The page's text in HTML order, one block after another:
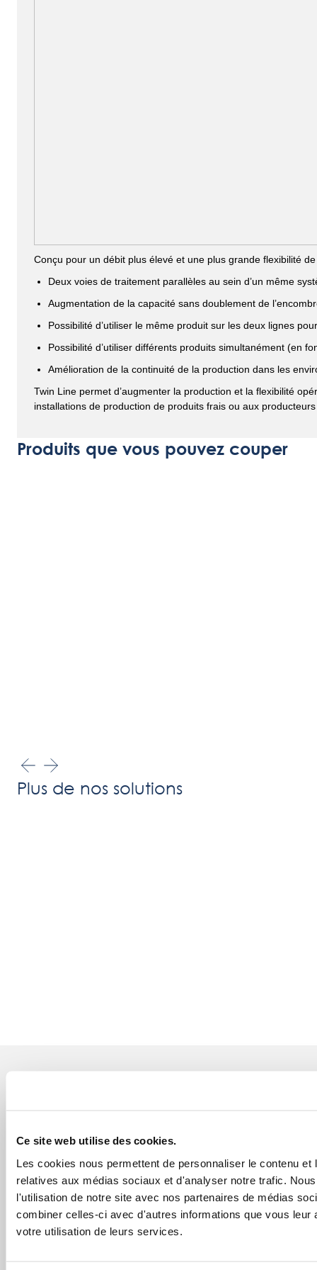
Ce site web utilise des cookies.
Les cookies nous permettent de personnaliser le contenu
relatives aux médias sociaux et d'analyser notre trafic.
l'utilisation de notre site avec nos partenaires de médias
combiner celles-ci avec d'autres informations que vous
votre utilisation de leurs services.
Conçu pour un débit plus élevé et une plus grande flexibilité
Deux voies de traitement parallèles au sein d’un même
Augmentation de la capacité sans doublement de
Possibilité d’utiliser le même produit sur les deux lignes
Possibilité d’utiliser différents produits simultanément (en
Amélioration de la continuité de la production dans les
Twin Line permet d’augmenter la production et la flexibilité
installations de production de produits frais ou aux
Produits que vous pouvez couper
Plus de nos solutions
répondrons aux questions que
vous pourriez avoir
SUIVEZ-NOUS